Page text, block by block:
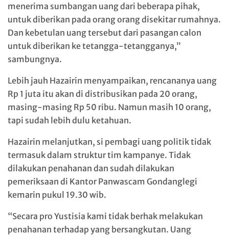
menerima sumbangan uang dari beberapa pihak,
untuk diberikan pada orang orang disekitar rumahnya.
Dan kebetulan uang tersebut dari pasangan calon
untuk diberikan ke tetangga-tetangganya,”
sambungnya.
Lebih jauh Hazairin menyampaikan, rencananya uang
Rp 1 juta itu akan di distribusikan pada 20 orang,
masing-masing Rp 50 ribu. Namun masih 10 orang,
tapi sudah lebih dulu ketahuan.
Hazairin melanjutkan, si pembagi uang politik tidak
termasuk dalam struktur tim kampanye. Tidak
dilakukan penahanan dan sudah dilakukan
pemeriksaan di Kantor Panwascam Gondanglegi
kemarin pukul 19.30 wib.
“Secara pro Yustisia kami tidak berhak melakukan
penahanan terhadap yang bersangkutan. Uang